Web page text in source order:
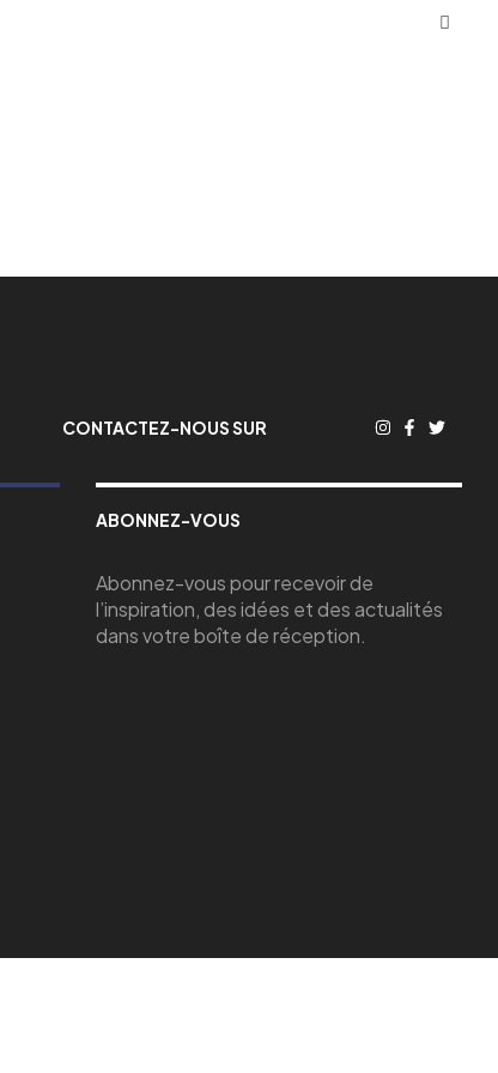
CONTACTEZ-NOUS SUR
ABONNEZ-VOUS
Abonnez-vous pour recevoir de
l’inspiration, des idées et des actualités
dans votre boîte de réception.